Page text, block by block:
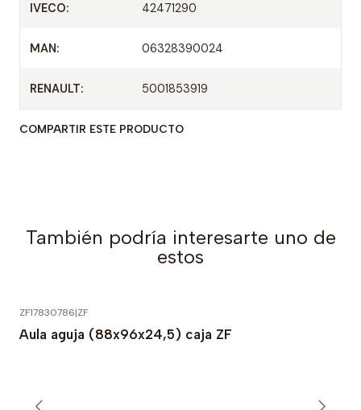
IVECO: 42471290
MAN: 06328390024
RENAULT: 5001853919
COMPARTIR ESTE PRODUCTO
También podría interesarte uno de
estos
ZF17830786|ZF
Aula aguja (88x96x24,5) caja ZF